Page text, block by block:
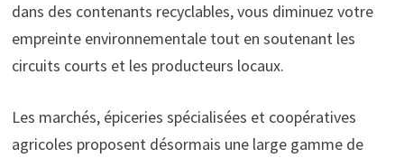
dans des contenants recyclables, vous diminuez votre
empreinte environnementale tout en soutenant les
circuits courts et les producteurs locaux.
Les marchés, épiceries spécialisées et coopératives
agricoles proposent désormais une large gamme de